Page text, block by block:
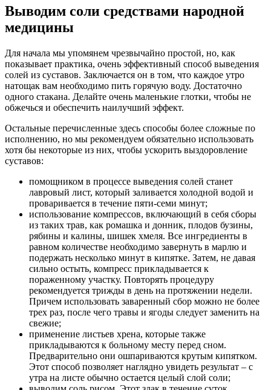
Выводим соли средствами народной
медицины
Для начала мы упомянем чрезвычайно простой, но, как
показывает практика, очень эффективный способ выведения
солей из суставов. Заключается он в том, что каждое утро
натощак вам необходимо пить горячую воду. Достаточно
одного стакана. Делайте очень маленькие глотки, чтобы не
обжечься и обеспечить наилучший эффект.
Остальные перечисленные здесь способы более сложные по
исполнению, но мы рекомендуем обязательно использовать
хотя бы некоторые из них, чтобы ускорить выздоровление
суставов:
помощником в процессе выведения солей станет
лавровый лист, который заливается холодной водой и
проваривается в течение пяти-семи минут;
использование компрессов, включающий в себя сборы
из таких трав, как ромашка и донник, плодов бузины,
рябины и калины, шишек хмеля. Все ингредиенты в
равном количестве необходимо завернуть в марлю и
подержать несколько минут в кипятке. Затем, не давая
сильно остыть, компресс прикладывается к
пораженному участку. Повторять процедуру
рекомендуется трижды в день на протяжении недели.
Причем использовать заваренный сбор можно не более
трех раз, после чего травы и ягоды следует заменить на
свежие;
применение листьев хрена, которые также
прикладываются к больному месту перед сном.
Предварительно они ошпариваются крутым кипятком.
Этот способ позволяет наглядно увидеть результат – с
утра на листе обычно остается целый слой соли;